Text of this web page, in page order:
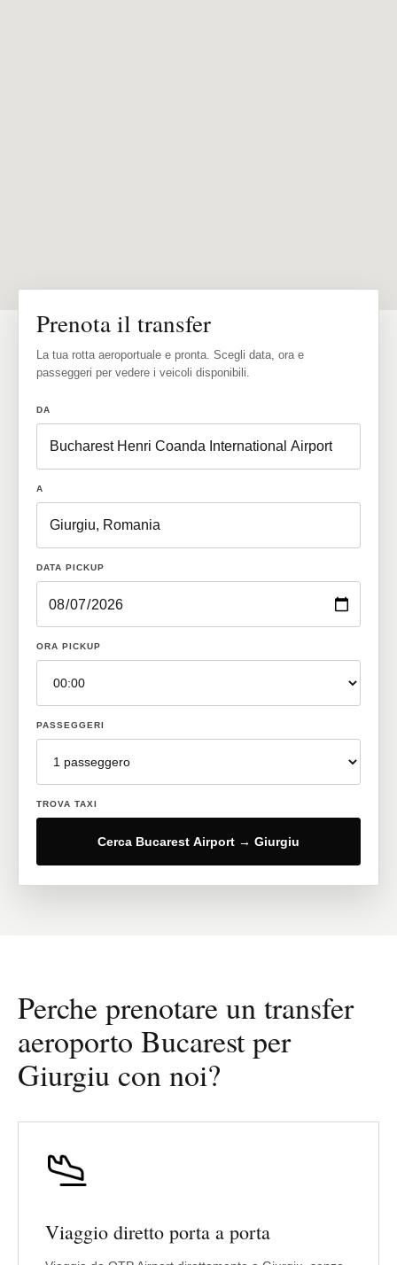
Prenota il transfer
La tua rotta aeroportuale e pronta. Scegli data, ora e
passeggeri per vedere i veicoli disponibili.
DA
A
DATA PICKUP
ORA PICKUP
PASSEGGERI
TROVA TAXI
Cerca Bucarest Airport → Giurgiu
Perche prenotare un transfer
aeroporto Bucarest per
Giurgiu con noi?
Viaggio diretto porta a porta